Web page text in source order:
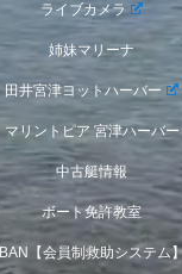
ライブカメラ
姉妹マリーナ
田井宮津ヨットハーバー
マリントピア 宮津ハーバー
中古艇情報
ボート免許教室
BAN【会員制救助システム